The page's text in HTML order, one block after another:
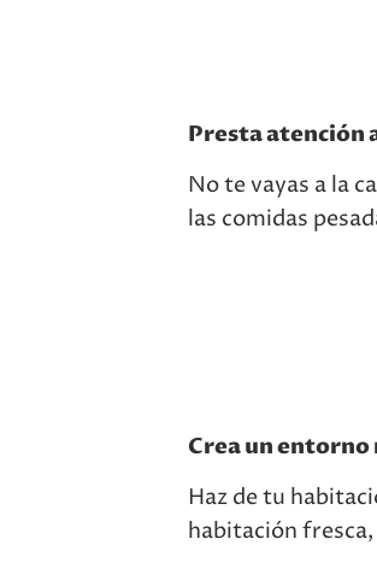
Presta atención
No te vayas a la
las comidas
Crea un
Haz de tu
habitación